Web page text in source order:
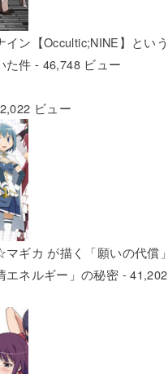
ン【Occultic;NINE】という
た件 - 46,748 ビュー
ビュー
ギカ が描く「願いの代償」
エネルギー」の秘密 - 41,202